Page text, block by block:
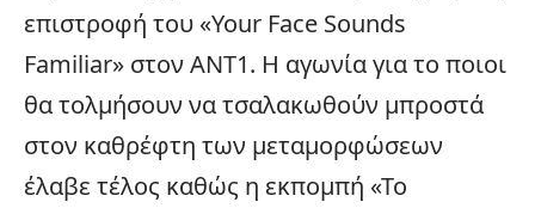
επιστροφή του «Your Face Sounds
Familiar» στον ΑΝΤ1. Η αγωνία για το ποιοι
θα τολμήσουν να τσαλακωθούν μπροστά
στον καθρέφτη των μεταμορφώσεων
έλαβε τέλος καθώς η εκπομπή «Το